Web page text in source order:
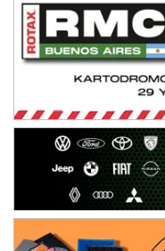
Ciudad de Avellaneda (Asfalto)
Avellaneda (Santa Fe)
SUR SANTAFESINO - F4
Rufino (Santa Fe)
TUCUMANO - F5
Juan Navarro (Asfalto)
El Timbó (Tucumán)